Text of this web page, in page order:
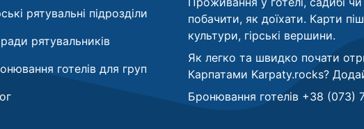
рятувальні підрозділи
рятувальників
готелів для груп
побачити, як доїхати. Карти
культури, гірські вершини.
Як легко та швидко почати
Карпатами Karpaty.rocks?
Бронювання готелів +38 (073)